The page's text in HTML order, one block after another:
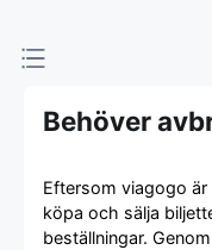
Behöver
Eftersom viagogo
köpa och sälja
beställningar.